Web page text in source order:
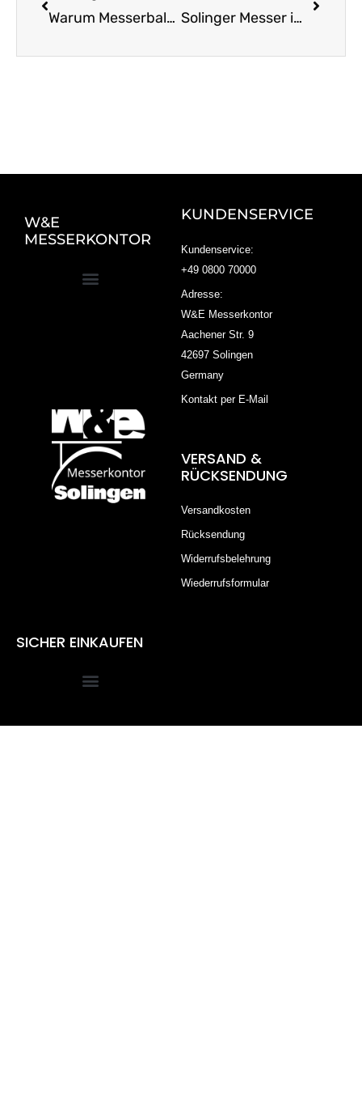
Warum Messerbalance und Ergonomie entscheidend sind Solinger Messer im Alltag: Wichtige Infos und Tipps
W&E
MESSERKONTOR
KUNDENSERVICE
Kundenservice:
+49 0800 70000
Adresse:
W&E Messerkontor
Aachener Str. 9
42697 Solingen
Germany
Kontakt per E-Mail
VERSAND &
RÜCKSENDUNG
Versandkosten
Rücksendung
Widerrufsbelehrung
Wiederrufsformular
SICHER EINKAUFEN